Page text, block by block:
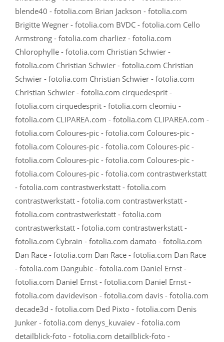
blende40 - fotolia.com Brian Jackson - fotolia.com
Brigitte Wegner - fotolia.com BVDC - fotolia.com Cello
Armstrong - fotolia.com charliez - fotolia.com
Chlorophylle - fotolia.com Christian Schwier -
fotolia.com Christian Schwier - fotolia.com Christian
Schwier - fotolia.com Christian Schwier - fotolia.com
Christian Schwier - fotolia.com cirquedesprit -
fotolia.com cirquedesprit - fotolia.com cleomiu -
fotolia.com CLIPAREA.com - fotolia.com CLIPAREA.com -
fotolia.com Coloures-pic - fotolia.com Coloures-pic -
fotolia.com Coloures-pic - fotolia.com Coloures-pic -
fotolia.com Coloures-pic - fotolia.com Coloures-pic -
fotolia.com Coloures-pic - fotolia.com contrastwerkstatt
- fotolia.com contrastwerkstatt - fotolia.com
contrastwerkstatt - fotolia.com contrastwerkstatt -
fotolia.com contrastwerkstatt - fotolia.com
contrastwerkstatt - fotolia.com contrastwerkstatt -
fotolia.com Cybrain - fotolia.com damato - fotolia.com
Dan Race - fotolia.com Dan Race - fotolia.com Dan Race
- fotolia.com Dangubic - fotolia.com Daniel Ernst -
fotolia.com Daniel Ernst - fotolia.com Daniel Ernst -
fotolia.com davidevison - fotolia.com davis - fotolia.com
decade3d - fotolia.com Ded Pixto - fotolia.com Denis
Junker - fotolia.com denys_kuvaiev - fotolia.com
detailblick-foto - fotolia.com detailblick-foto -